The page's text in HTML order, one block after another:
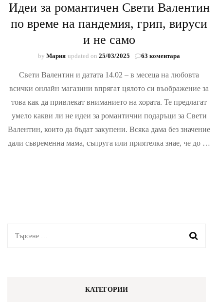
Идеи за романтичен Свети Валентин
по време на пандемия, грип, вируси
и не само
by Мария updated on 25/03/2025 63 коментара
за
Валентин
по
на
пандемия,
Свети Валентин и датата 14.02 – в месеца на любовта
всички онлайн магазини впрягат цялото си въображение за
това как да привлекат вниманието на хората. Те предлагат
умело какви ли не идеи за романтични подаръци за Свети
Валентин, които да бъдат закупени. Всяка дама без значение
дали съвременна мама, съпруга или приятелка знае, че до …
Търсене
КАТЕГОРИИ